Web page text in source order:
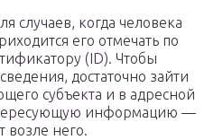
случаев, когда человека
его отмечать по
(ID). Чтобы
достаточно зайти
субъекта и в адресной
информацию —
возле него.